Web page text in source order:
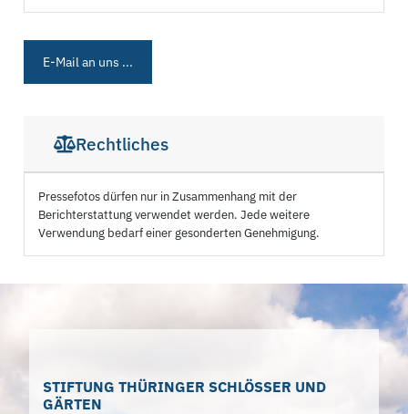
E-Mail an uns ...
Rechtliches
Pressefotos dürfen nur in Zusammenhang mit der
Berichterstattung verwendet werden. Jede weitere
Verwendung bedarf einer gesonderten Genehmigung.
STIFTUNG THÜRINGER SCHLÖSSER UND
GÄRTEN